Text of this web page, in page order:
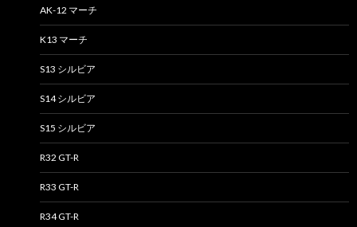
AK-12 マーチ
K13 マーチ
S13 シルビア
S14 シルビア
S15 シルビア
R32 GT-R
R33 GT-R
R34 GT-R